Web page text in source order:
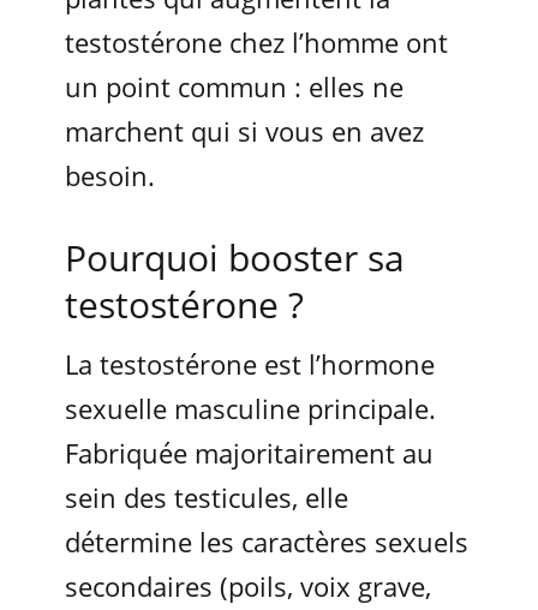
testostérone chez l’homme ont
un point commun : elles ne
marchent qui si vous en avez
besoin.
Pourquoi booster sa
testostérone ?
La testostérone est l’hormone
sexuelle masculine principale.
Fabriquée majoritairement au
sein des testicules, elle
détermine les caractères sexuels
secondaires (poils, voix grave,